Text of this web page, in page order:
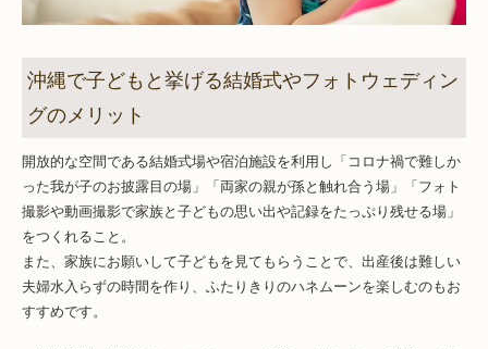
沖縄で子どもと挙げる結婚式やフォトウェディン
グのメリット
開放的な空間である結婚式場や宿泊施設を利用し「コロナ禍で難しか
った我が子のお披露目の場」「両家の親が孫と触れ合う場」「フォト
撮影や動画撮影で家族と子どもの思い出や記録をたっぷり残せる場」
をつくれること。
また、家族にお願いして子どもを見てもらうことで、出産後は難しい
夫婦水入らずの時間を作り、ふたりきりのハネムーンを楽しむのもお
すすめです。